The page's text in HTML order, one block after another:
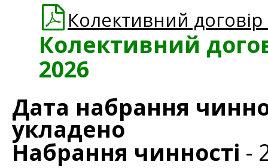
Колективний
Колективний
2026
Дата набрання
укладено
Набрання чинності -